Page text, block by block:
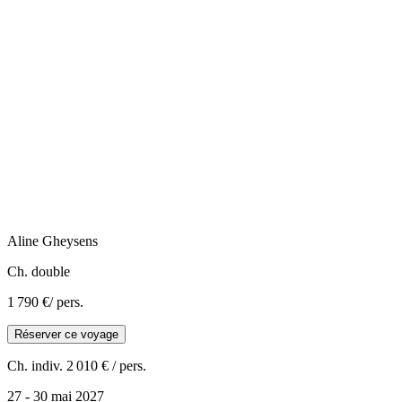
Aline Gheysens
Ch. double
1 790 €/ pers.
Réserver ce voyage
Ch. indiv. 2 010 € / pers.
27 - 30 mai 2027